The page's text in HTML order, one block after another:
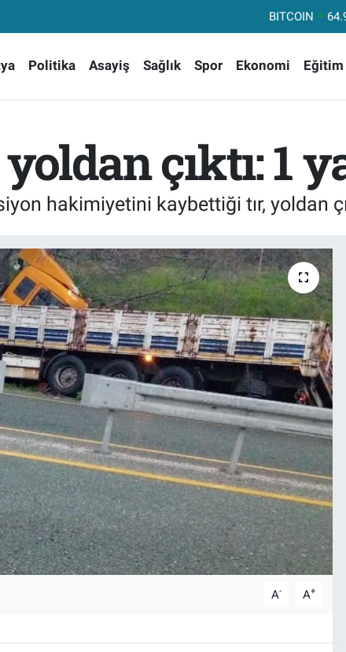
DOLAR
STERLİN
BITCOIN
Politika Asayiş Sağlık Spor Ekonomi Eğitim
çıktı: 1
hakimiyetini kaybettiği tır, yoldan
A- A+